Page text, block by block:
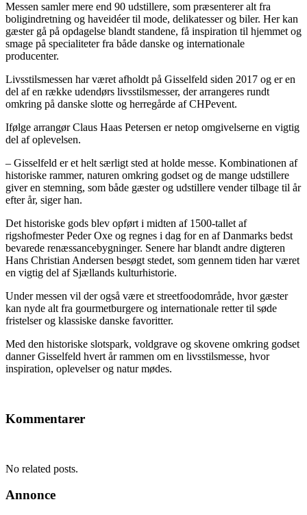
Messen samler mere end 90 udstillere, som præsenterer alt fra
boligindretning og haveidéer til mode, delikatesser og biler. Her kan
gæster gå på opdagelse blandt standene, få inspiration til hjemmet og
smage på specialiteter fra både danske og internationale
producenter.
Livsstilsmessen har været afholdt på Gisselfeld siden 2017 og er en
del af en række udendørs livsstilsmesser, der arrangeres rundt
omkring på danske slotte og herregårde af CHPevent.
Ifølge arrangør Claus Haas Petersen er netop omgivelserne en vigtig
del af oplevelsen.
– Gisselfeld er et helt særligt sted at holde messe. Kombinationen af
historiske rammer, naturen omkring godset og de mange udstillere
giver en stemning, som både gæster og udstillere vender tilbage til år
efter år, siger han.
Det historiske gods blev opført i midten af 1500-tallet af
rigshofmester Peder Oxe og regnes i dag for en af Danmarks bedst
bevarede renæssancebygninger. Senere har blandt andre digteren
Hans Christian Andersen besøgt stedet, som gennem tiden har været
en vigtig del af Sjællands kulturhistorie.
Under messen vil der også være et streetfoodområde, hvor gæster
kan nyde alt fra gourmetburgere og internationale retter til søde
fristelser og klassiske danske favoritter.
Med den historiske slotspark, voldgrave og skovene omkring godset
danner Gisselfeld hvert år rammen om en livsstilsmesse, hvor
inspiration, oplevelser og natur mødes.
Kommentarer
No related posts.
Annonce